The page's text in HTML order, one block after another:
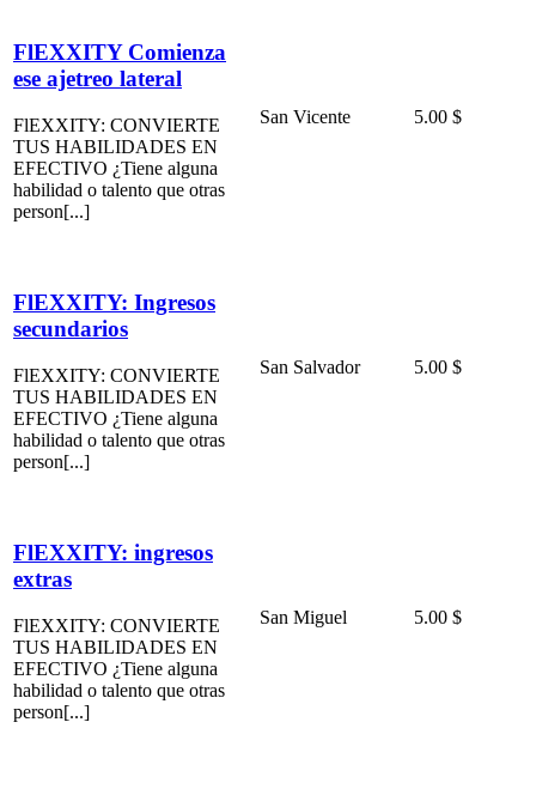
FlEXXITY Comienza
ese ajetreo lateral
FlEXXITY: CONVIERTE
TUS HABILIDADES EN
EFECTIVO ¿Tiene alguna
habilidad o talento que otras
person[...]
San Vicente 5.00 $
FlEXXITY: Ingresos
secundarios
FlEXXITY: CONVIERTE
TUS HABILIDADES EN
EFECTIVO ¿Tiene alguna
habilidad o talento que otras
person[...]
San Salvador 5.00 $
FlEXXITY: ingresos
extras
FlEXXITY: CONVIERTE
TUS HABILIDADES EN
EFECTIVO ¿Tiene alguna
habilidad o talento que otras
person[...]
San Miguel 5.00 $